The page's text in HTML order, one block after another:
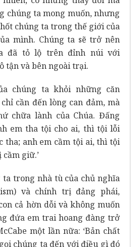
chúng ta mong muốn, nhưng
chúng ta trong thế giới của
mình. Chúng ta sẽ trở nên
đã tỏ lộ trên đỉnh núi với
tận và bên ngoài trại.
chúng ta khỏi những căn
cần đến lòng can đảm, mà
chữa lành của Chúa. Đấng
em tha tội cho ai, thì tội lỗi
tha; anh em cầm tội ai, thì tội
giữ.’
trong nhà tù của chủ nghĩa
và chính trị đảng phái,
cả hờn dỗi và không muốn
đứa em trai hoang đàng trở
một lần nữa: ‘Bản chất
chúng ta đến với điều gì đó